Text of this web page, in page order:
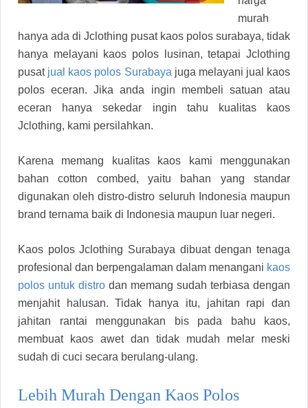
murah
hanya ada di Jclothing pusat kaos polos surabaya, tidak
hanya melayani kaos polos lusinan, tetapai Jclothing
pusat jual kaos polos Surabaya juga melayani jual kaos
polos eceran. Jika anda ingin membeli satuan atau
eceran hanya sekedar ingin tahu kualitas kaos
Jclothing, kami persilahkan.
Karena memang kualitas kaos kami menggunakan
bahan cotton combed, yaitu bahan yang standar
digunakan oleh distro-distro seluruh Indonesia maupun
brand ternama baik di Indonesia maupun luar negeri.
Kaos polos Jclothing Surabaya dibuat dengan tenaga
profesional dan berpengalaman dalam menangani kaos
polos untuk distro dan memang sudah terbiasa dengan
menjahit halusan. Tidak hanya itu, jahitan rapi dan
jahitan rantai menggunakan bis pada bahu kaos,
membuat kaos awet dan tidak mudah melar meski
sudah di cuci secara berulang-ulang.
Lebih Murah Dengan Kaos Polos